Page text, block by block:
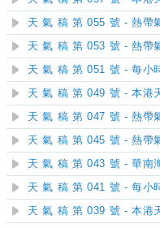
天 氣 稿 第 055 號 - 熱帶
天 氣 稿 第 053 號 - 熱帶
天 氣 稿 第 051 號 - 每小
天 氣 稿 第 049 號 - 本港
天 氣 稿 第 047 號 - 熱帶
天 氣 稿 第 045 號 - 熱帶
天 氣 稿 第 043 號 - 華南
天 氣 稿 第 041 號 - 每小
天 氣 稿 第 039 號 - 本港